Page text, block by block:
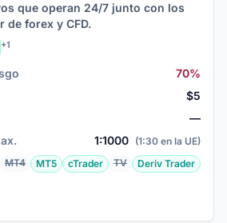
que operan 24/7 junto con los
de forex y CFD.
+1
70%
$5
—
1:1000 (1:30 en la UE)
MT4 MT5 cTrader TV Deriv Trader